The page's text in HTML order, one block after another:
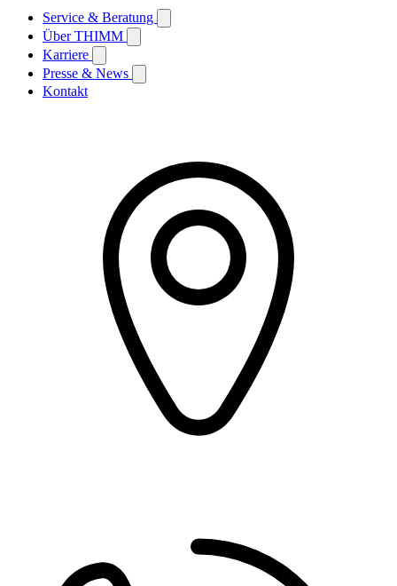
Service & Beratung
Über THIMM
Karriere
Presse & News
Kontakt